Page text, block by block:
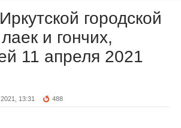
городской
и гончих,
11 апреля 2021
13:31 488